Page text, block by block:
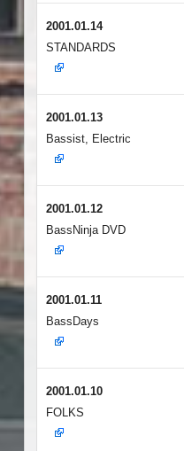
2001.01.14
STANDARDS
2001.01.13
Bassist, Electric
2001.01.12
BassNinja DVD
2001.01.11
BassDays
2001.01.10
FOLKS